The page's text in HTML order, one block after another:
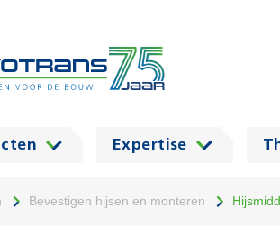
Expertise
Bevestigen hijsen en monteren